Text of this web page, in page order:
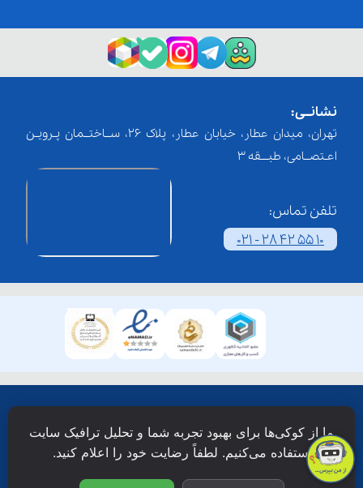
نشانــی:
تهران، میدان عطار، خیابان عطار، پلاک 26، ســاختــمان پـرویـن
اعـتصــامی، طبـــقه 3
تلفن تماس:
021 - 28 42 55 10
دانش نویان محفوظ است.
ما از کوکی‌ها برای بهبود تجربه شما و تحلیل ترافیک سایت
استفاده می‌کنیم. لطفاً رضایت خود را اعلام کنید.